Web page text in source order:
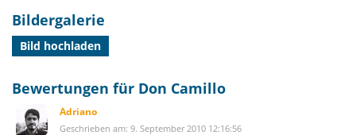
Bildergalerie
Bild hochladen
Bewertungen für Don Camillo
Adriano
Geschrieben am: 9. September 2010 12:16:56